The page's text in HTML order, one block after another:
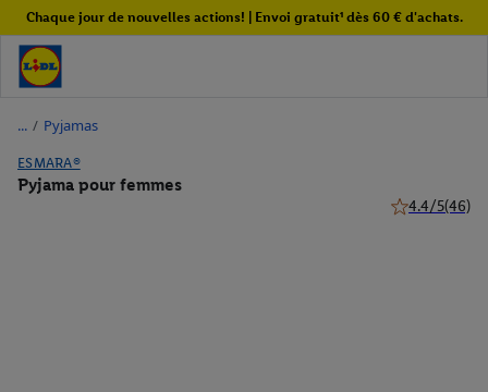
Chaque jour de nouvelles actions! | Envoi gratuit¹ dès 60 € d'achats.
/ Pyjamas
ESMARA®
Pyjama pour femmes
4.4/5(46)